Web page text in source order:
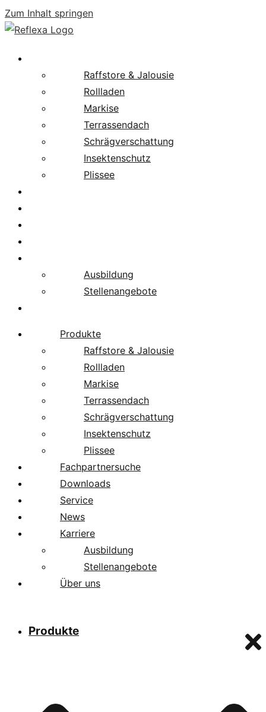
Zum Inhalt springen
Raffstore & Jalousie
Rollladen
Markise
Terrassendach
Schrägverschattung
Insektenschutz
Plissee
Ausbildung
Stellenangebote
Produkte
Raffstore & Jalousie
Rollladen
Markise
Terrassendach
Schrägverschattung
Insektenschutz
Plissee
Fachpartnersuche
Downloads
Service
News
Karriere
Ausbildung
Stellenangebote
Über uns
Produkte